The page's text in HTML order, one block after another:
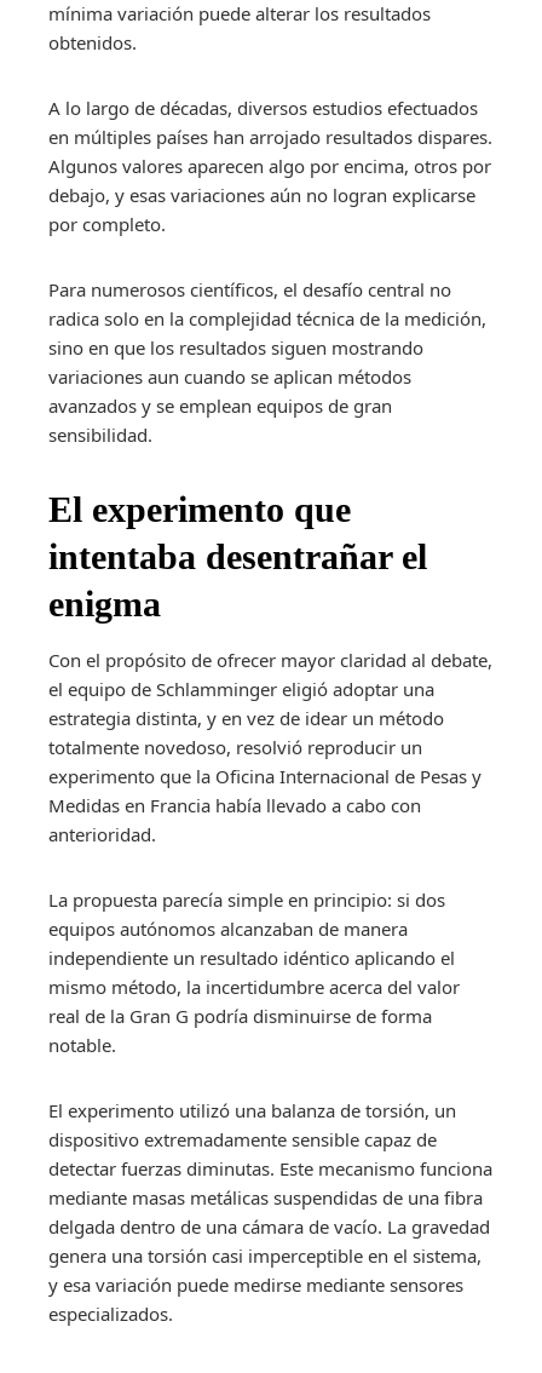
mínima variación puede alterar los resultados
obtenidos.
A lo largo de décadas, diversos estudios efectuados
en múltiples países han arrojado resultados dispares.
Algunos valores aparecen algo por encima, otros por
debajo, y esas variaciones aún no logran explicarse
por completo.
Para numerosos científicos, el desafío central no
radica solo en la complejidad técnica de la medición,
sino en que los resultados siguen mostrando
variaciones aun cuando se aplican métodos
avanzados y se emplean equipos de gran
sensibilidad.
El experimento que
intentaba desentrañar el
enigma
Con el propósito de ofrecer mayor claridad al debate,
el equipo de Schlamminger eligió adoptar una
estrategia distinta, y en vez de idear un método
totalmente novedoso, resolvió reproducir un
experimento que la Oficina Internacional de Pesas y
Medidas en Francia había llevado a cabo con
anterioridad.
La propuesta parecía simple en principio: si dos
equipos autónomos alcanzaban de manera
independiente un resultado idéntico aplicando el
mismo método, la incertidumbre acerca del valor
real de la Gran G podría disminuirse de forma
notable.
El experimento utilizó una balanza de torsión, un
dispositivo extremadamente sensible capaz de
detectar fuerzas diminutas. Este mecanismo funciona
mediante masas metálicas suspendidas de una fibra
delgada dentro de una cámara de vacío. La gravedad
genera una torsión casi imperceptible en el sistema,
y esa variación puede medirse mediante sensores
especializados.